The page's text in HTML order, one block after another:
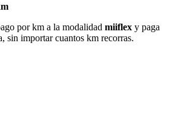
por km a la modalidad miiflex y paga
sin importar cuantos km recorras.